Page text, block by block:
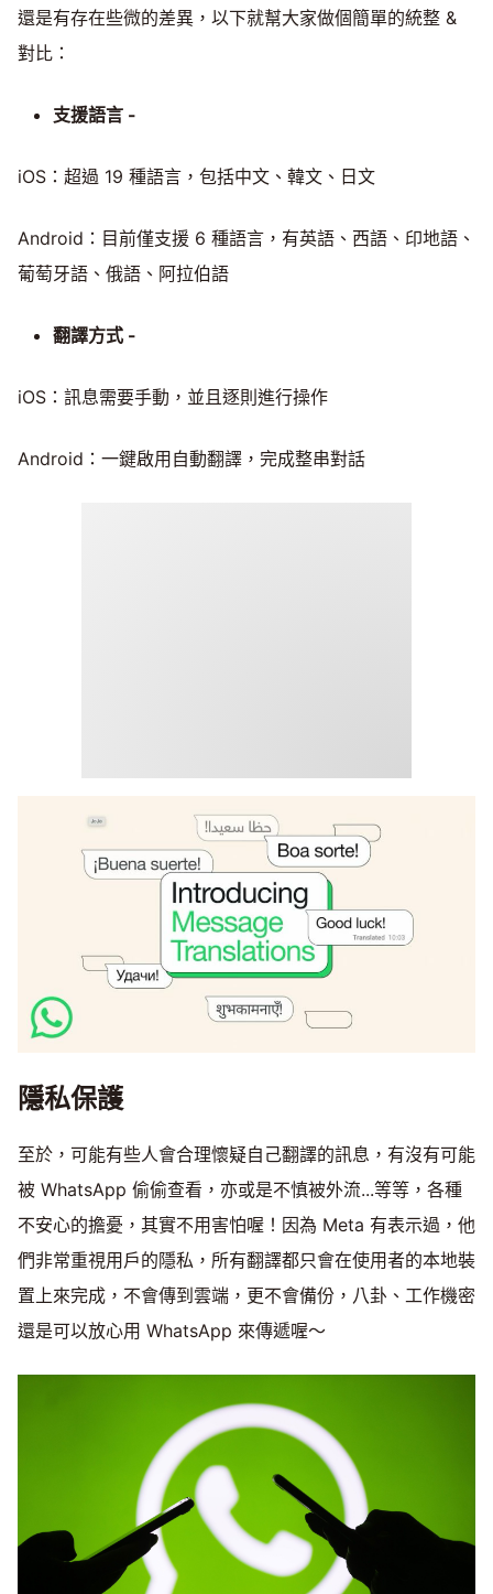
還是有存在些微的差異，以下就幫大家做個簡單的統整 &
對比：
支援語言 -
iOS：超過 19 種語言，包括中文、韓文、日文
Android：目前僅支援 6 種語言，有英語、西語、印地語、
葡萄牙語、俄語、阿拉伯語
翻譯方式 -
iOS：訊息需要手動，並且逐則進行操作
Android：一鍵啟用自動翻譯，完成整串對話
隱私保護
至於，可能有些人會合理懷疑自己翻譯的訊息，有沒有可能
被 WhatsApp 偷偷查看，亦或是不慎被外流...等等，各種
不安心的擔憂，其實不用害怕喔！因為 Meta 有表示過，他
們非常重視用戶的隱私，所有翻譯都只會在使用者的本地裝
置上來完成，不會傳到雲端，更不會備份，八卦、工作機密
還是可以放心用 WhatsApp 來傳遞喔～